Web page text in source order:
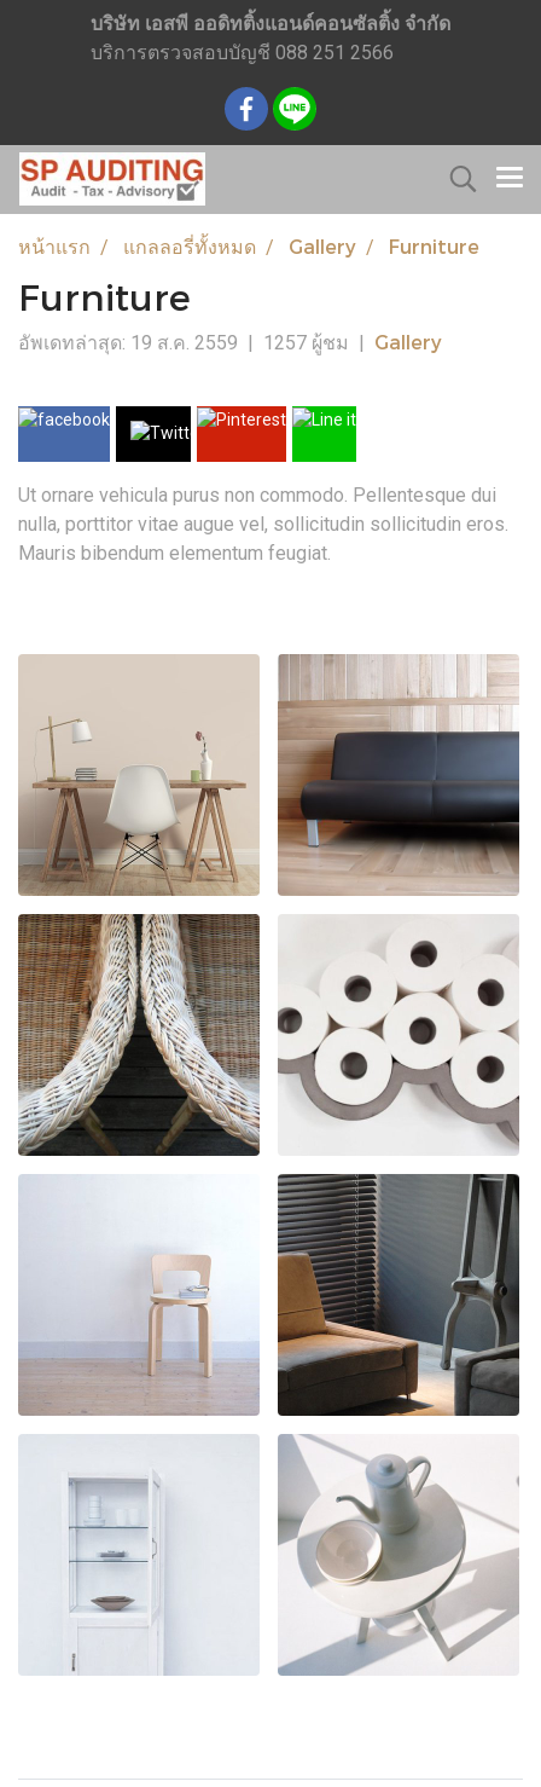
บริษัท เอสพี ออดิทติ้งแอนด์คอนซัลติ้ง จำกัด
บริการตรวจสอบบัญชี 088 251 2566
หน้าแรก แกลลอรี่ทั้งหมด Gallery Furniture
Furniture
อัพเดทล่าสุด: 19 ส.ค. 2559 | 1257 ผู้ชม | Gallery
Ut ornare vehicula purus non commodo. Pellentesque dui
nulla, porttitor vitae augue vel, sollicitudin sollicitudin eros.
Mauris bibendum elementum feugiat.